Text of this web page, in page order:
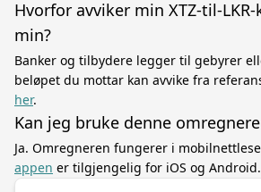
Hvorfor avviker min XTZ-til-
min?
Banker og tilbydere legger til gebyrer
beløpet du mottar kan avvike fra
her.
Kan jeg bruke denne
Ja. Omregneren fungerer i
appen er tilgjengelig for iOS og Android.